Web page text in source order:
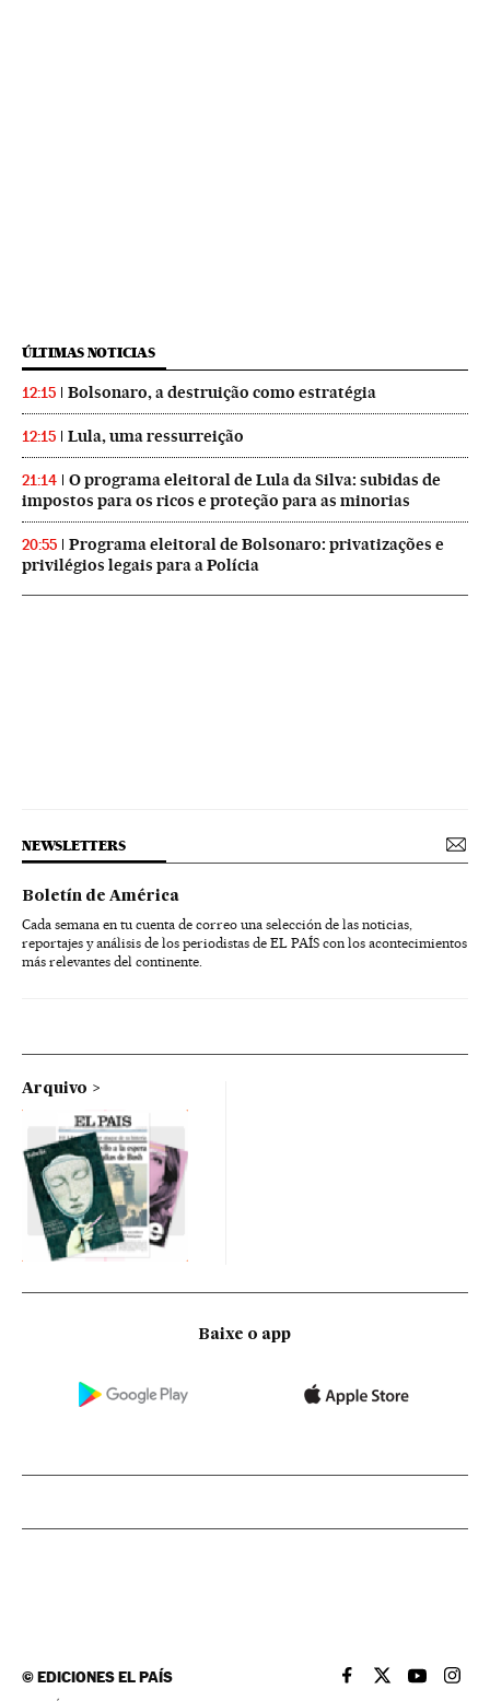
ÚLTIMAS NOTICIAS
12:15 Bolsonaro, a destruição como estratégia
12:15 Lula, uma ressurreição
21:14
O programa eleitoral de Lula da Silva: subidas de
impostos para os ricos e proteção para as minorias
20:55
Programa eleitoral de Bolsonaro: privatizações e
privilégios legais para a Polícia
NEWSLETTERS
Boletín de América
Cada semana en tu cuenta de correo una selección de las noticias,
reportajes y análisis de los periodistas de EL PAÍS con los acontecimientos
más relevantes del continente.
Arquivo
Baixe o app
©EDICIONES EL PAÍS EL PAÍS BRASIL EN
EL PAÍSEL PAÍS
EL